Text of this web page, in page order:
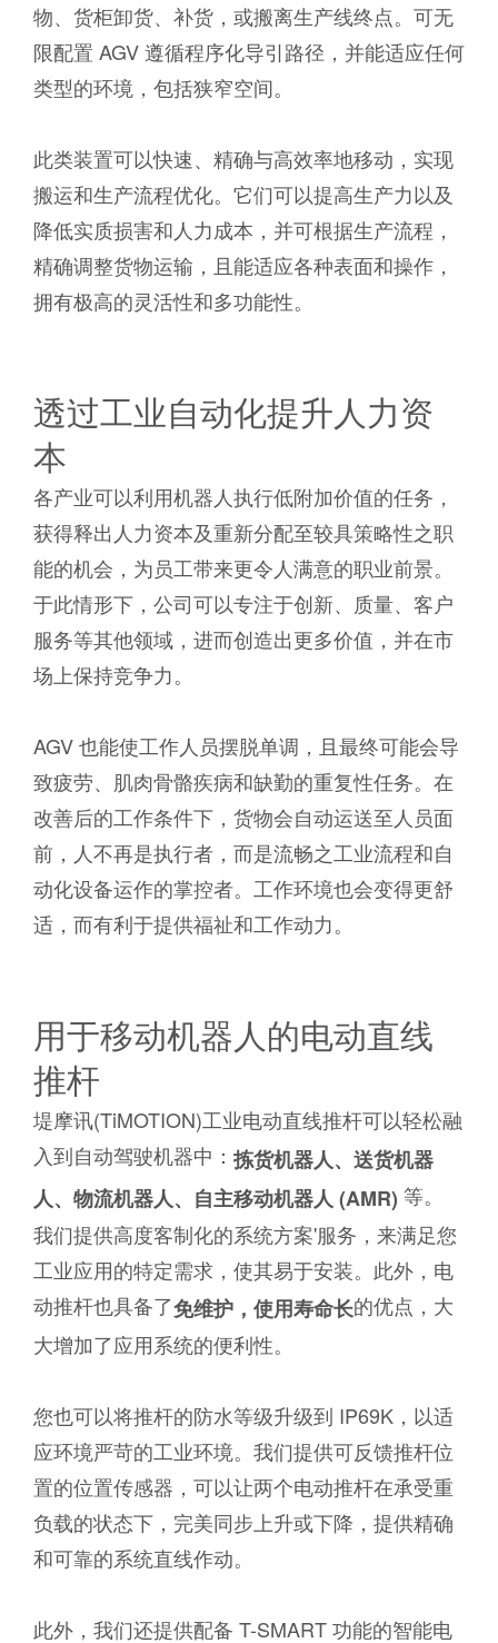
物、货柜卸货、补货，或搬离生产线终点。可无
限配置 AGV 遵循程序化导引路径，并能适应任何
类型的环境，包括狭窄空间。
此类装置可以快速、精确与高效率地移动，实现
搬运和生产流程优化。它们可以提高生产力以及
降低实质损害和人力成本，并可根据生产流程，
精确调整货物运输，且能适应各种表面和操作，
拥有极高的灵活性和多功能性。
透过工业自动化提升人力资
本
各产业可以利用机器人执行低附加价值的任务，
获得释出人力资本及重新分配至较具策略性之职
能的机会，为员工带来更令人满意的职业前景。
于此情形下，公司可以专注于创新、质量、客户
服务等其他领域，进而创造出更多价值，并在市
场上保持竞争力。
AGV 也能使工作人员摆脱单调，且最终可能会导
致疲劳、肌肉骨骼疾病和缺勤的重复性任务。在
改善后的工作条件下，货物会自动运送至人员面
前，人不再是执行者，而是流畅之工业流程和自
动化设备运作的掌控者。工作环境也会变得更舒
适，而有利于提供福祉和工作动力。
用于移动机器人的电动直线
推杆
堤摩讯(TiMOTION)工业电动直线推杆可以轻松融
入到自动驾驶机器中： 拣货机器人、送货机器
人、物流机器人、自主移动机器人 (AMR) 等。
我们提供高度客制化的系统方案'服务，来满足您
工业应用的特定需求，使其易于安装。此外，电
动推杆也具备了免维护，使用寿命长的优点，大
大增加了应用系统的便利性。
您也可以将推杆的防水等级升级到 IP69K，以适
应环境严苛的工业环境。我们提供可反馈推杆位
置的位置传感器，可以让两个电动推杆在承受重
负载的状态下，完美同步上升或下降，提供精确
和可靠的系统直线作动。
此外，我们还提供配备 T-SMART 功能的智能电